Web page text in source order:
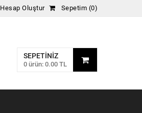
Hesap Oluştur Sepetim (0)
SEPETINIZ
0 ürün: 0.00 TL